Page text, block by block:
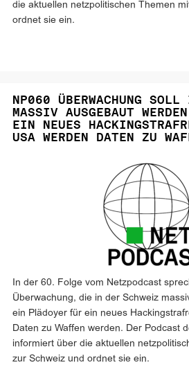
die aktuellen netzpolitischen Themen
ordnet sie ein.
NP060 ÜBERWACHUNG
MASSIV AUSGEBAUT
EIN NEUES
USA WERDEN DATEN ZU
In der 60. Folge vom Netzpodcast
Überwachung, die in der Schweiz
ein Plädoyer für ein neues
Daten zu Waffen werden. Der Podcast
informiert über die aktuellen
zur Schweiz und ordnet sie ein.